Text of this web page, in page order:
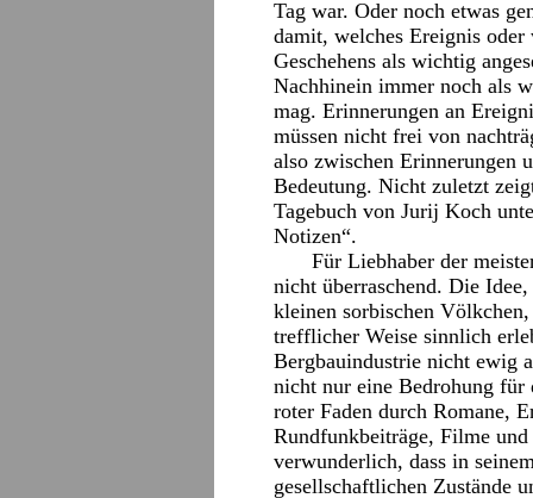
Tag war. Oder noch etwas
damit, welches Ereignis
Geschehens als wichtig
Nachhinein immer noch als
mag. Erinnerungen an
müssen nicht frei von
also zwischen Erinnerungen
Bedeutung. Nicht zuletzt
Tagebuch von Jurij Koch
Notizen“.
Für Liebhaber der
nicht überraschend. Die
kleinen sorbischen
trefflicher Weise sinnlich
Bergbauindustrie nicht ewig
nicht nur eine Bedrohung
roter Faden durch Romane,
Rundfunkbeiträge, Filme
verwunderlich, dass in
gesellschaftlichen Zustände